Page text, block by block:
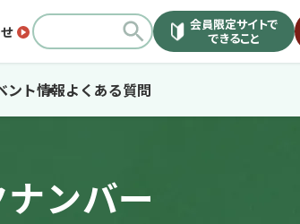
会員限定サイトで
できること
ント情報よくある質問
ンバー